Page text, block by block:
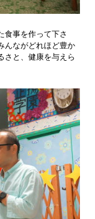
食事を作って下さ
んながどれほど豊か
さと、健康を与えら